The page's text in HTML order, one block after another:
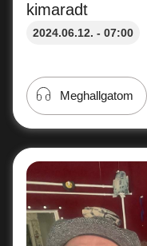
kimaradt
2024.06.12. - 07:00
Meghallgatom